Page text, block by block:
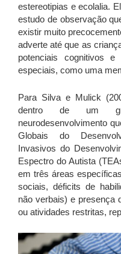
estereotipias e ecolalia.
estudo de observação
existir muito
adverte até que as
potenciais cognitivos
especiais, como uma
Para Silva e Mulick
dentro de um
neurodesenvolvimento
Globais do
Invasivos do
Espectro do Autista
em três áreas
sociais, déficits de
não verbais) e presença
ou atividades restritas,